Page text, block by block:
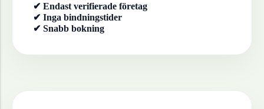
✔ Endast verifierade företag
✔ Inga bindningstider
✔ Snabb bokning